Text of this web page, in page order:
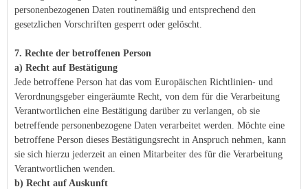
personenbezogenen Daten routinemäßig und entsprechend den
gesetzlichen Vorschriften gesperrt oder gelöscht.
7. Rechte der betroffenen Person
a) Recht auf Bestätigung
Jede betroffene Person hat das vom Europäischen Richtlinien- und
Verordnungsgeber eingeräumte Recht, von dem für die Verarbeitung
Verantwortlichen eine Bestätigung darüber zu verlangen, ob sie
betreffende personenbezogene Daten verarbeitet werden. Möchte eine
betroffene Person dieses Bestätigungsrecht in Anspruch nehmen, kann
sie sich hierzu jederzeit an einen Mitarbeiter des für die Verarbeitung
Verantwortlichen wenden.
b) Recht auf Auskunft